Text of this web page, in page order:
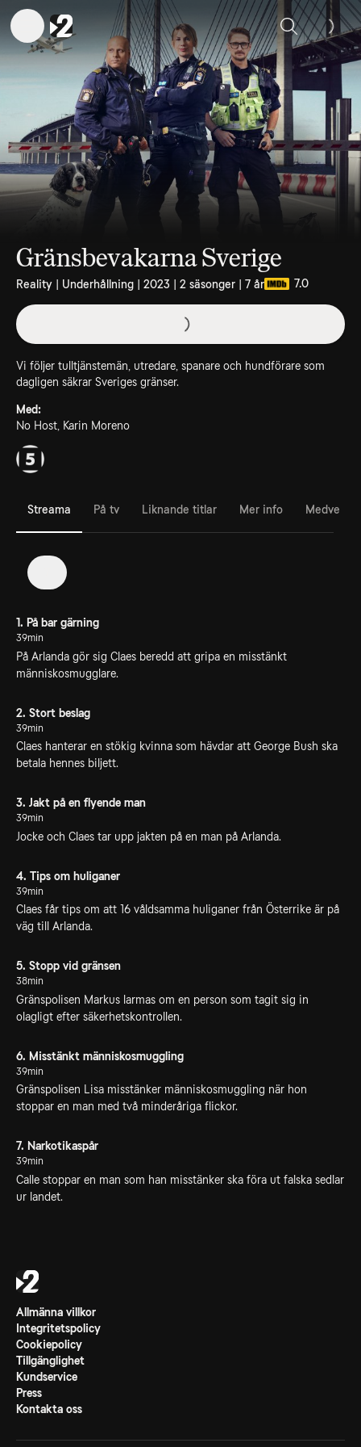
Sök
Gränsbevakarna Sverige
Reality | Underhållning | 2023 | 2 säsonger | 7 år 7.0
Vi följer tulltjänstemän, utredare, spanare och hundförare som
dagligen säkrar Sveriges gränser.
Med:
No Host, Karin Moreno
Streama På tv Liknande titlar Mer info
1. På bar gärning
39min
På Arlanda gör sig Claes beredd att gripa en misstänkt
människosmugglare.
2. Stort beslag
39min
Claes hanterar en stökig kvinna som hävdar att George Bush ska
betala hennes biljett.
3. Jakt på en flyende man
39min
Jocke och Claes tar upp jakten på en man på Arlanda.
4. Tips om huliganer
39min
Claes får tips om att 16 våldsamma huliganer från Österrike är på
väg till Arlanda.
5. Stopp vid gränsen
38min
Gränspolisen Markus larmas om en person som tagit sig in
olagligt efter säkerhetskontrollen.
6. Misstänkt människosmuggling
39min
Gränspolisen Lisa misstänker människosmuggling när hon
stoppar en man med två minderåriga flickor.
7. Narkotikaspår
39min
Calle stoppar en man som han misstänker ska föra ut falska sedlar
ur landet.
Allmänna villkor
Integritetspolicy
Cookiepolicy
Tillgänglighet
Kundservice
Press
Kontakta oss